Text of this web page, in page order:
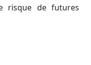
risque de futures